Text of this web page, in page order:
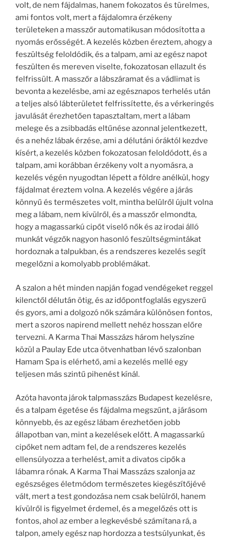
volt, de nem fájdalmas, hanem fokozatos és türelmes,
ami fontos volt, mert a fájdalomra érzékeny
területeken a masszőr automatikusan módosította a
nyomás erősségét. A kezelés közben éreztem, ahogy a
feszültség feloldódik, és a talpam, ami az egész napot
feszülten és mereven viselte, fokozatosan ellazult és
felfrissült. A masszőr a lábszáramat és a vádlimat is
bevonta a kezelésbe, ami az egésznapos terhelés után
a teljes alsó lábterületet felfrissítette, és a vérkeringés
javulását érezhetően tapasztaltam, mert a lábam
melege és a zsibbadás eltűnése azonnal jelentkezett,
és a nehéz lábak érzése, ami a délutáni óráktól kezdve
kísért, a kezelés közben fokozatosan feloldódott, és a
talpam, ami korábban érzékeny volt a nyomásra, a
kezelés végén nyugodtan lépett a földre anélkül, hogy
fájdalmat éreztem volna. A kezelés végére a járás
könnyű és természetes volt, mintha belülről újult volna
meg a lábam, nem kívülről, és a masszőr elmondta,
hogy a magassarkú cipőt viselő nők és az irodai álló
munkát végzők nagyon hasonló feszültségmintákat
hordoznak a talpukban, és a rendszeres kezelés segít
megelőzni a komolyabb problémákat.
A szalon a hét minden napján fogad vendégeket reggel
kilenctől délután ötig, és az időpontfoglalás egyszerű
és gyors, ami a dolgozó nők számára különösen fontos,
mert a szoros napirend mellett nehéz hosszan előre
tervezni. A Karma Thai Masszázs három helyszíne
közül a Paulay Ede utca ötvenhatban lévő szalonban
Hamam Spa is elérhető, ami a kezelés mellé egy
teljesen más szintű pihenést kínál.
Azóta havonta járok talpmasszázs Budapest kezelésre,
és a talpam égetése és fájdalma megszűnt, a járásom
könnyebb, és az egész lábam érezhetően jobb
állapotban van, mint a kezelések előtt. A magassarkú
cipőket nem adtam fel, de a rendszeres kezelés
ellensúlyozza a terhelést, amit a divatos cipők a
lábamra rónak. A Karma Thai Masszázs szalonja az
egészséges életmódom természetes kiegészítőjévé
vált, mert a test gondozása nem csak belülről, hanem
kívülről is figyelmet érdemel, és a megelőzés ott is
fontos, ahol az ember a legkevésbé számítana rá, a
talpon, amely egész nap hordozza a testsúlyunkat, és